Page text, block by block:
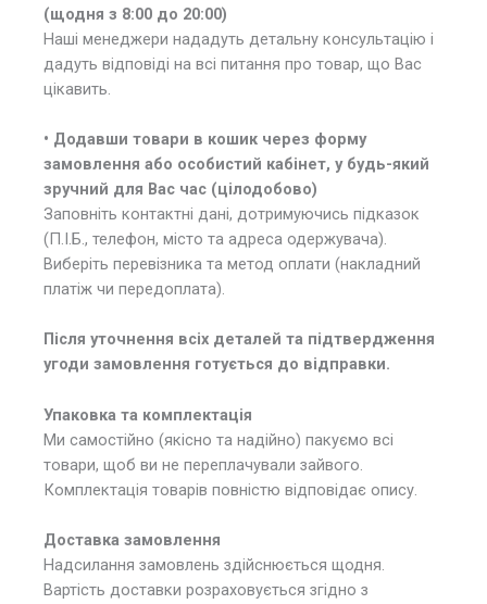
(щодня з 8:00 до 20:00)
Наші менеджери нададуть детальну консультацію і
дадуть відповіді на всі питання про товар, що Вас
цікавить.
• Додавши товари в кошик через форму
замовлення або особистий кабінет, у будь-який
зручний для Вас час (цілодобово)
Заповніть контактні дані, дотримуючись підказок
(П.І.Б., телефон, місто та адреса одержувача).
Виберіть перевізника та метод оплати (накладний
платіж чи передоплата).
Після уточнення всіх деталей та підтвердження
угоди замовлення готується до відправки.
Упаковка та комплектація
Ми самостійно (якісно та надійно) пакуємо всі
товари, щоб ви не переплачували зайвого.
Комплектація товарів повністю відповідає опису.
Доставка замовлення
Надсилання замовлень здійснюється щодня.
Вартість доставки розраховується згідно з